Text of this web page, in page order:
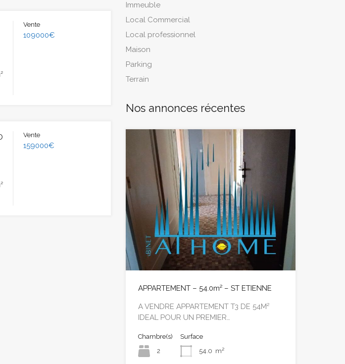
Vente
109000€
Vente
159000€
Immeuble
Local Commercial
Local professionnel
Maison
Parking
Terrain
Nos annonces récentes
APPARTEMENT – 54.0m² – ST ETIENNE
A VENDRE APPARTEMENT T3 DE 54M²
IDEAL POUR UN PREMIER…
Chambre(s)
2
Surface
54.0 m²